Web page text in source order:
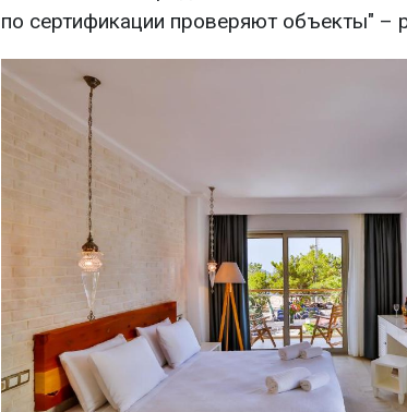
по сертификации проверяют объекты" –